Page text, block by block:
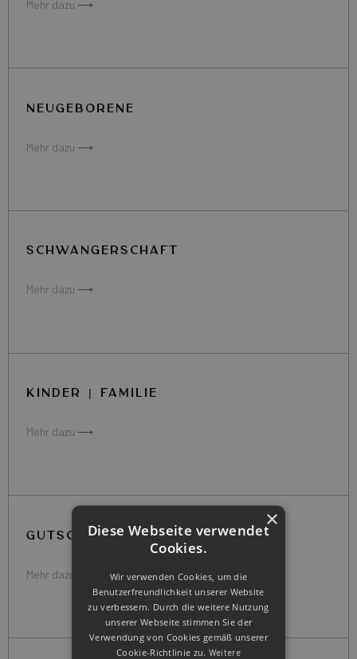
Mehr dazu ⟶
NEUGEBORENE
Mehr dazu ⟶
SCHWANGERSCHAFT
Mehr dazu ⟶
KINDER | FAMILIE
Mehr dazu ⟶
GUTSCHEIN
Mehr dazu ⟶
×
Diese Webseite verwendet
Cookies.
Wir verwenden Cookies, um die
Benutzerfreundlichkeit unserer Website
zu verbessern. Durch die weitere Nutzung
unserer Webseite stimmen Sie der
Verwendung von Cookies gemäß unserer
Cookie-Richtlinie zu. Weitere